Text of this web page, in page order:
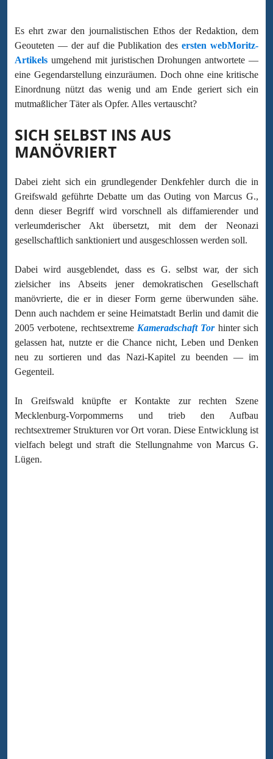
Es ehrt zwar den journalistischen Ethos der Redaktion, dem
Geouteten — der auf die Publikation desersten webMoritz-
Artikels umgehend mit juristischen Drohungen antwortete —
eine Gegendarstellung einzuräumen. Doch ohne eine kritische
Einordnung nützt das wenig und am Ende geriert sich ein
mutmaßlicher Täter als Opfer. Alles vertauscht?
SICH SELBST INS AUS
MANÖVRIERT
Dabei zieht sich ein grundlegender Denkfehler durch die in
Greifswald geführte Debatte um das Outing von Marcus G.,
denn dieser Begriff wird vorschnell als diffamierender und
verleumderischer Akt übersetzt, mit dem der Neonazi
gesellschaftlich sanktioniert und ausgeschlossen werden soll.
Dabei wird ausgeblendet, dass es G. selbst war, der sich
zielsicher ins Abseits jener demokratischen Gesellschaft
manövrierte, die er in dieser Form gerne überwunden sähe.
Denn auch nachdem er seine Heimatstadt Berlin und damit die
2005 verbotene, rechtsextreme Kameradschaft Torhinter sich
gelassen hat, nutzte er die Chance nicht, Leben und Denken
neu zu sortieren und das Nazi-Kapitel zu beenden — im
Gegenteil.
In Greifswald knüpfte er Kontakte zur rechten Szene
Mecklenburg-Vorpommerns und trieb den Aufbau
rechtsextremer Strukturen vor Ort voran. Diese Entwicklung ist
vielfach belegt und straft die Stellungnahme von Marcus G.
Lügen.